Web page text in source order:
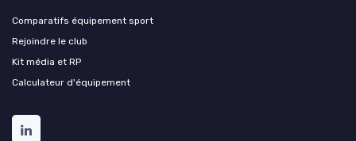
Comparatifs équipement sport
Rejoindre le club
Kit média et RP
Calculateur d'équipement